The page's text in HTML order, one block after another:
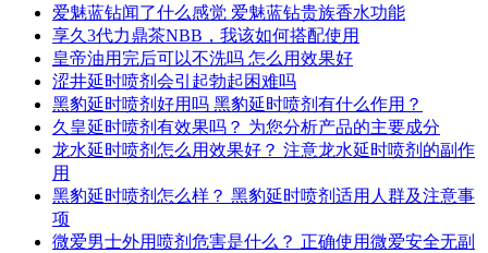
爱魅蓝钻闻了什么感觉 爱魅蓝钻贵族香水功能
享久3代力鼎茶NBB，我该如何搭配使用
皇帝油用完后可以不洗吗 怎么用效果好
涩井延时喷剂会引起勃起困难吗
黑豹延时喷剂好用吗 黑豹延时喷剂有什么作用？
久皇延时喷剂有效果吗？ 为您分析产品的主要成分
龙水延时喷剂怎么用效果好？ 注意龙水延时喷剂的副作
用
黑豹延时喷剂怎么样？ 黑豹延时喷剂适用人群及注意事
项
微爱男士外用喷剂危害是什么？ 正确使用微爱安全无副